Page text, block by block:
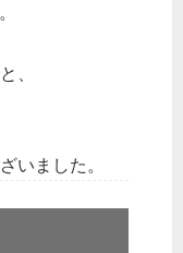
、
いました。